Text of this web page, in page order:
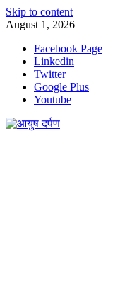
Skip to content
August 1, 2026
Facebook Page
Linkedin
Twitter
Google Plus
Youtube